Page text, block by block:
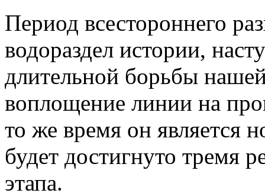
Период всестороннего
водораздел истории,
длительной борьбы
воплощение линии на
то же время он является
будет достигнуто тремя
этапа.